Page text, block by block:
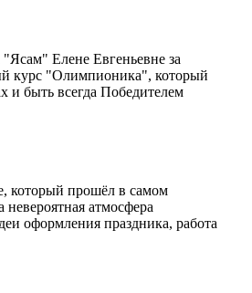
Елене Евгеньевне за
курс "Олимпионика", который
и быть всегда Победителем
который прошёл в самом
атмосфера
оформления праздника, работа